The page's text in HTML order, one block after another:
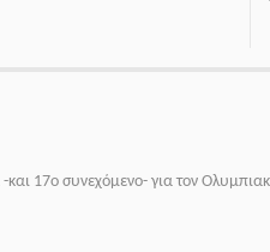
17ο συνεχόμενο- για τον